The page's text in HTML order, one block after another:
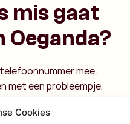
Cookies
mis gaat
Oeganda?
mee.
met een probleempje,
zijn de meeste dealers